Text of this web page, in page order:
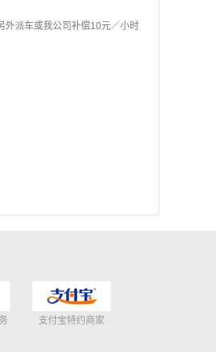
外派车或我公司补偿10元／小时
支付宝特约商家